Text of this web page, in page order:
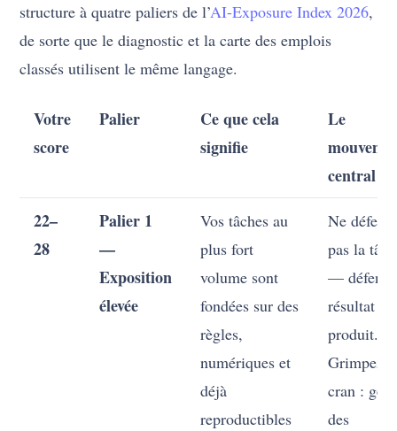
structure à quatre paliers de l’AI-Exposure Index 2026,
de sorte que le diagnostic et la carte des emplois
classés utilisent le même langage.
Votre
score
Palier
Ce que cela
signifie
Le
central
22–
28
Palier 1
—
Exposition
élevée
Vos tâches au
plus fort
volume sont
fondées sur des
règles,
numériques et
déjà
reproductibles
Ne
pas la
—
résultat
produit.
Grimpez
cran :
des